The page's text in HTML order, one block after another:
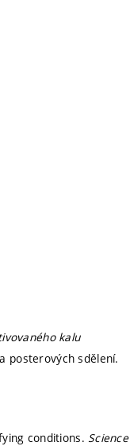
kalu
posterových sdělení.
conditions. Science